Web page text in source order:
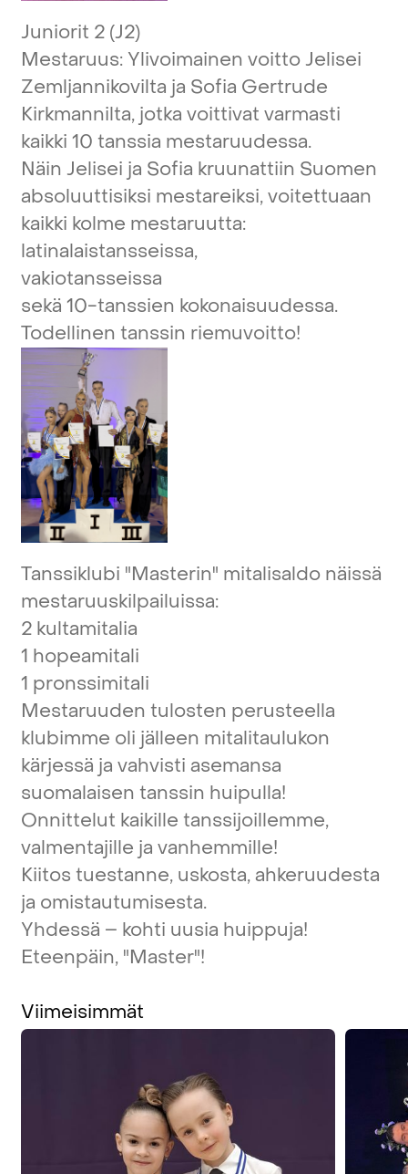
Juniorit 2 (J2)
Mestaruus: Ylivoimainen voitto Jelisei
Zemljannikovilta ja Sofia Gertrude
Kirkmannilta, jotka voittivat varmasti
kaikki 10 tanssia mestaruudessa.
Näin Jelisei ja Sofia kruunattiin Suomen
absoluuttisiksi mestareiksi,voitettuaan
kaikki kolme mestaruutta:
latinalaistansseissa,
vakiotansseissa
sekä 10-tanssien kokonaisuudessa.
Todellinen tanssin riemuvoitto!
Tanssiklubi "Masterin" mitalisaldo näissä
mestaruuskilpailuissa:
2 kultamitalia
1 hopeamitali
1 pronssimitali
Mestaruuden tulosten perusteella
klubimme oli jälleen mitalitaulukon
kärjessä ja vahvisti asemansa
suomalaisen tanssin huipulla!
Onnittelut kaikille tanssijoillemme,
valmentajille ja vanhemmille!
Kiitos tuestanne, uskosta,ahkeruudesta
ja omistautumisesta.
Yhdessä – kohti uusia huippuja!
Eteenpäin, "Master"!
Viimeisimmät